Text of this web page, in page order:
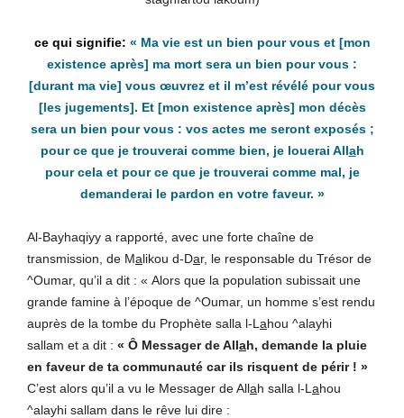
« Ma vie est un bien pour vous et [mon
existence après] ma mort sera un bien pour vous :
[durant ma vie] vous œuvrez et il m’est révélé pour vous
[les jugements]. Et [mon existence après] mon décès
sera un bien pour vous : vos actes me seront exposés ;
pour ce que je trouverai comme bien, je louerai Allah
pour cela et pour ce que je trouverai comme mal, je
demanderai le pardon en votre faveur. »
Al-Bayhaqiyy a rapporté, avec une forte chaîne de
transmission, de Malikou d-Dar, le responsable du Trésor de
^Oumar, qu’il a dit : « Alors que la population subissait une
grande famine à l’époque de ^Oumar, un homme s’est rendu
auprès de la tombe du Prophète salla l-L ahou ^alayhi
sallam et a dit : « Ô Messager de Allah, demande la pluie
en faveur de ta communauté car ils risquent de périr ! »
C’est alors qu’il a vu le Messager de Allah salla l-L ahou
^alayhi sallam dans le rêve lui dire :